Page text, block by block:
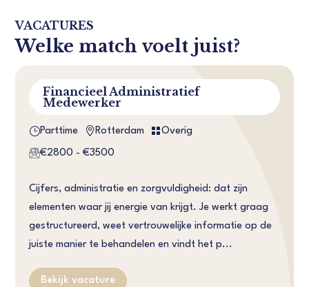
VACATURES
Welke match voelt juist?
Financieel Administratief
Medewerker
}Parttime  Rotterdam Overig
€2800 - €3500
Cijfers, administratie en zorgvuldigheid: dat zijn
elementen waar jij energie van krijgt. Je werkt graag
gestructureerd, weet vertrouwelijke informatie op de
juiste manier te behandelen en vindt het p...
Bekijk vacature